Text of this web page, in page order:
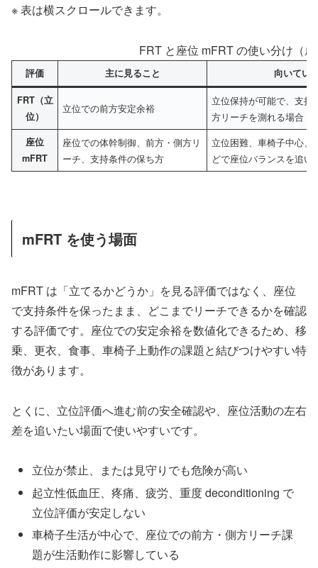
※ 表は横スクロールできます。
FRT と座位 mFRT の使い分け（
評価 主に見ること 向いてい
FRT（立
位）
立位での前方安定余裕
立位保持が可能で、支持
方リーチを測れる場合
座位
mFRT
座位での体幹制御、前方・側方リ
ーチ、支持条件の保ち方
立位困難、車椅子中心、
どで座位バランスを追い
mFRT を使う場面
mFRT は「立てるかどうか」を見る評価ではなく、座位
で支持条件を保ったまま、どこまでリーチできるかを確認
する評価です。座位での安定余裕を数値化できるため、移
乗、更衣、食事、車椅子上動作の課題と結びつけやすい特
徴があります。
とくに、立位評価へ進む前の安全確認や、座位活動の左右
差を追いたい場面で使いやすいです。
立位が禁止、または見守りでも危険が高い
起立性低血圧、疼痛、疲労、重度 deconditioning で
立位評価が安定しない
車椅子生活が中心で、座位での前方・側方リーチ課
題が生活動作に影響している